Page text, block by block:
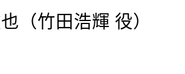
（竹田浩輝 役）